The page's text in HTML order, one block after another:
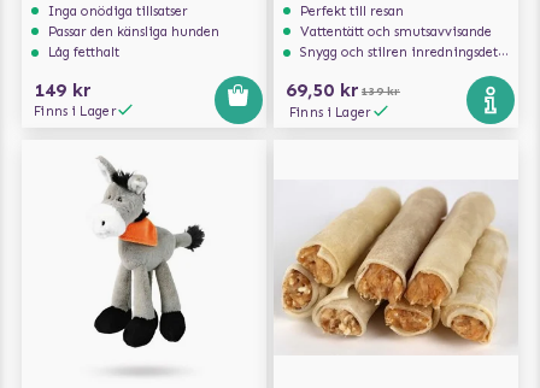
Inga onödiga tillsatser
Passar den känsliga hunden
Låg fetthalt
149 kr
Finns i Lager
Perfekt till resan
Vattentätt och smutsavvisande
Snygg och stilren inredningsdetalj
69,50 kr 139 kr
Finns i Lager